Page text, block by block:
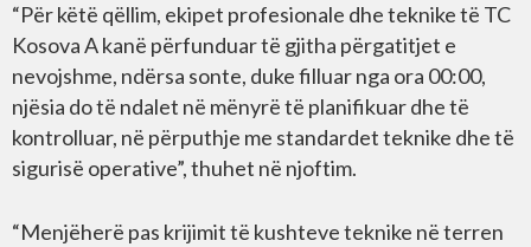
“Për këtë qëllim, ekipet profesionale dhe teknike të TC
Kosova A kanë përfunduar të gjitha përgatitjet e
nevojshme, ndërsa sonte, duke filluar nga ora 00:00,
njësia do të ndalet në mënyrë të planifikuar dhe të
kontrolluar, në përputhje me standardet teknike dhe të
sigurisë operative”, thuhet në njoftim.
“Menjëherë pas krijimit të kushteve teknike në terren